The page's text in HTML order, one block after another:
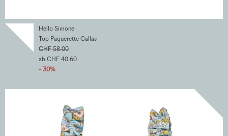
Hello Simone
Top Paquerette Callas
CHF 58.00
ab CHF 40.60
- 30%